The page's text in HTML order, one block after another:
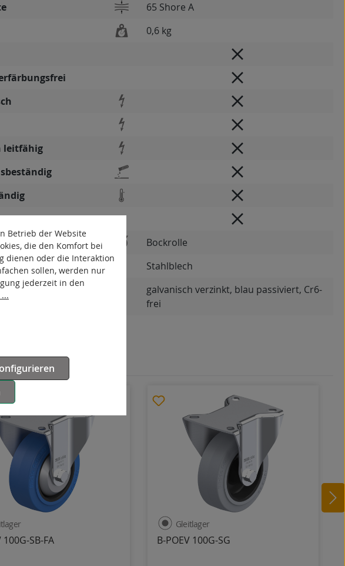
65 Shore A
0,6 kg
leitfähig
Bockrolle
Stahlblech
Gehäuse
galvanisch verzinkt, blau passiviert, Cr6-
frei
100G-SB-FA B-POEV 100G-SG
Gleitlager
Betrieb der Website
die den Komfort bei
dienen oder die Interaktion
sollen, werden nur
jederzeit in den